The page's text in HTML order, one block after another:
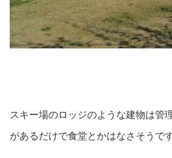
スキー場のロッジのような建物は管
があるだけで食堂とかはなさそうです